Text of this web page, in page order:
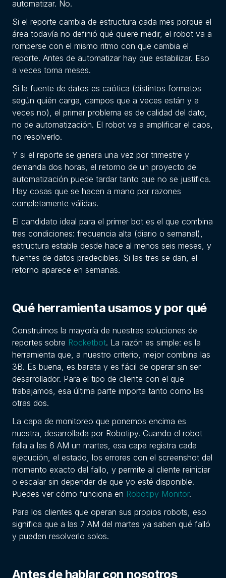
automatizar. No.
Si el reporte cambia de estructura cada mes porque el
área todavía no definió qué quiere medir, el robot va a
romperse con el mismo ritmo con que cambia el
reporte. Antes de automatizar hay que estabilizar. Eso
a veces toma meses.
Si la fuente de datos es caótica (distintos formatos
según quién carga, campos que a veces están y a
veces no), el primer problema es de calidad del dato,
no de automatización. El robot va a amplificar el caos,
no resolverlo.
Y si el reporte se genera una vez por trimestre y
demanda dos horas, el retorno de un proyecto de
automatización puede tardar tanto que no se justifica.
Hay cosas que se hacen a mano por razones
completamente válidas.
El candidato ideal para el primer bot es el que combina
tres condiciones: frecuencia alta (diario o semanal),
estructura estable desde hace al menos seis meses, y
fuentes de datos predecibles. Si las tres se dan, el
retorno aparece en semanas.
Qué herramienta usamos y por qué
Construimos la mayoría de nuestras soluciones de
reportes sobre Rocketbot. La razón es simple: es la
herramienta que, a nuestro criterio, mejor combina las
3B. Es buena, es barata y es fácil de operar sin ser
desarrollador. Para el tipo de cliente con el que
trabajamos, esa última parte importa tanto como las
otras dos.
La capa de monitoreo que ponemos encima es
nuestra, desarrollada por Robotipy. Cuando el robot
falla a las 6 AM un martes, esa capa registra cada
ejecución, el estado, los errores con el screenshot del
momento exacto del fallo, y permite al cliente reiniciar
o escalar sin depender de que yo esté disponible.
Puedes ver cómo funciona en Robotipy Monitor.
Para los clientes que operan sus propios robots, eso
significa que a las 7 AM del martes ya saben qué falló
y pueden resolverlo solos.
Antes de hablar con nosotros